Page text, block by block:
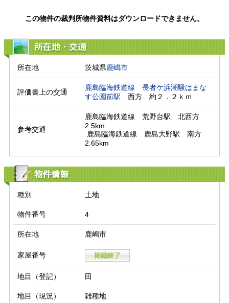
この物件の裁判所物件資料はダウンロードできません。
所在地・交通
所在地 茨城県鹿嶋市
評価書上の交通
鹿島臨海鉄道線
長者ケ浜潮騒はまな
す公園前駅 西方　約２．２ｋｍ
参考交通
鹿島臨海鉄道線　荒野台駅　北西方
2.5km
2.65km
物件情報
種別 土地
物件番号 4
所在地 鹿嶋市
家屋番号
地目（登記） 田
地目（現況） 雑種地